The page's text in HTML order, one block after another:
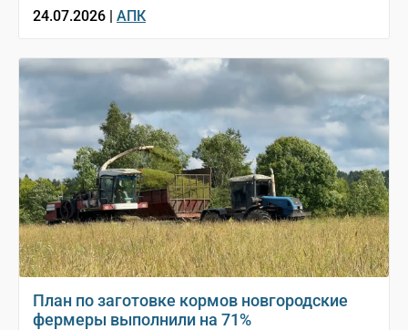
24.07.2026 | АПК
План по заготовке кормов новгородские
фермеры выполнили на 71%